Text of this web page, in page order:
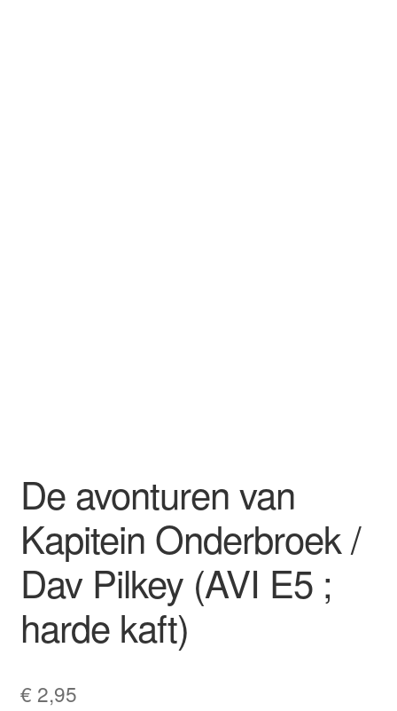
De avonturen van
Kapitein Onderbroek /
Dav Pilkey (AVI E5 ;
harde kaft)
€ 2,95